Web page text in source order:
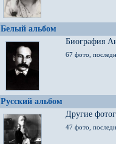
Белый альбом
Биография
67 фото,
Русский альбом
Другие
47 фото,